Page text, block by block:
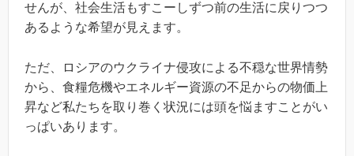
せんが、社会生活もすこーしずつ前の生活に戻りつつ
あるような希望が見えます。
ただ、ロシアのウクライナ侵攻による不穏な世界情勢
から、食糧危機やエネルギー資源の不足からの物価上
昇など私たちを取り巻く状況には頭を悩ますことがい
っぱいあります。